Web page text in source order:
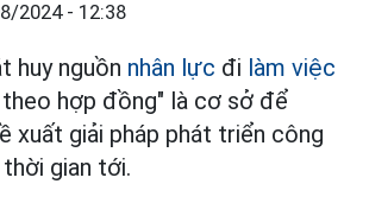
2024 - 12:38
huy nguồn nhân lực đi làm việc
theo hợp đồng" là cơ sở để
xuất giải pháp phát triển công
gian tới.